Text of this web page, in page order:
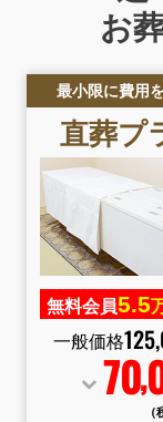
お
最小限に費用
直葬プ
無料会員5.5
一般価格125,
70,